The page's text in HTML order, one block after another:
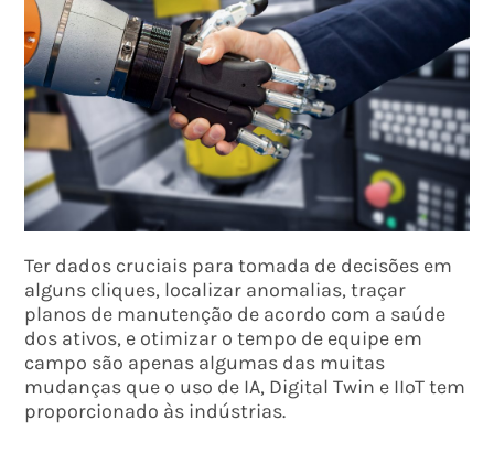
Ter dados cruciais para tomada de decisões em
alguns cliques, localizar anomalias, traçar
planos de manutenção de acordo com a saúde
dos ativos, e otimizar o tempo de equipe em
campo são apenas algumas das muitas
mudanças que o uso de IA, Digital Twin e IIoT tem
proporcionado às indústrias.